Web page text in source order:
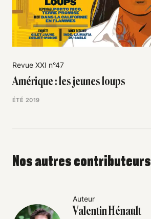
Revue XXI n°47
Amérique : les jeunes loups
ÉTÉ 2019
Nos autres contributeurs
Auteur
Valentin Hénault